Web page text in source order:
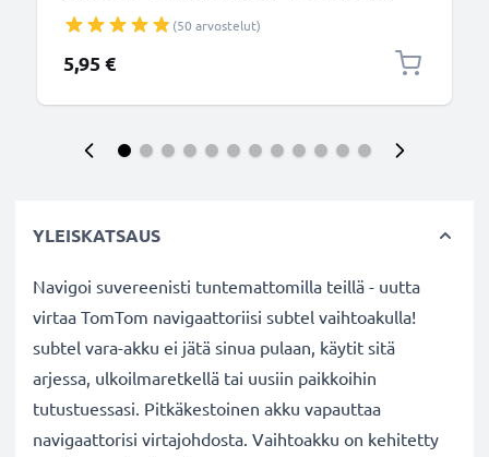
(50 arvostelut)
5,95 €
YLEISKATSAUS
Navigoi suvereenisti tuntemattomilla teillä - uutta
virtaa TomTom navigaattoriisi subtel vaihtoakulla!
subtel vara-akku ei jätä sinua pulaan, käytit sitä
arjessa, ulkoilmaretkellä tai uusiin paikkoihin
tutustuessasi. Pitkäkestoinen akku vapauttaa
navigaattorisi virtajohdosta. Vaihtoakku on kehitetty